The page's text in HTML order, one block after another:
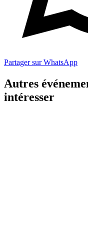
Partager sur WhatsApp
Autres
intéresser